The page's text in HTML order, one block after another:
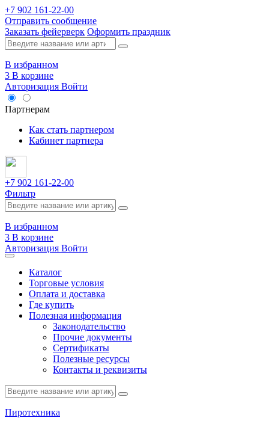
+7 902 161-22-00
Отправить сообщение
Заказать фейерверк Оформить праздник
В избранном
3 В корзине
Авторизация Войти
Партнерам
Как стать партнером
Кабинет партнера
+7 902 161-22-00
Фильтр
В избранном
3 В корзине
Авторизация Войти
Каталог
Торговые условия
Оплата и доставка
Где купить
Полезная информация
Законодательство
Прочие документы
Сертификаты
Полезные ресурсы
Контакты и реквизиты
Пиротехника